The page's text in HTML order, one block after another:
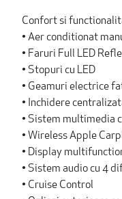
Confort si
• Aer conditionat
• Faruri Full LED
• Stopuri cu LED
• Geamuri electrice
• Inchidere
• Sistem multimedia
• Wireless Apple
• Display
• Sistem audio cu 4
• Cruise Control